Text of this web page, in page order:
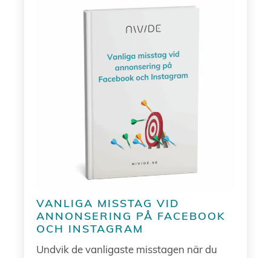
VANLIGA MISSTAG VID
ANNONSERING PÅ FACEBOOK
OCH INSTAGRAM
Undvik de vanligaste misstagen när du